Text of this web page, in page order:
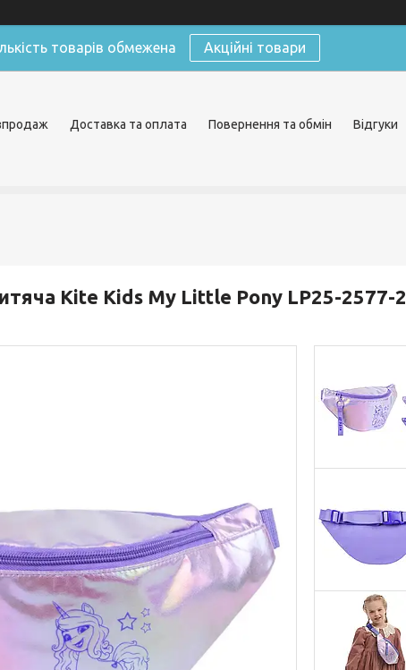
товарів обмежена Акційні товари
Доставка та оплата Повернення та обмін Відгуки
Kite Kids My Little Pony LP25-2577-2